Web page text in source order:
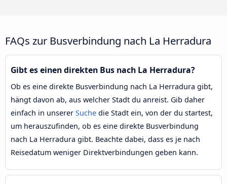
FAQs zur Busverbindung nach La Herradura
Gibt es einen direkten Bus nach La Herradura?
Ob es eine direkte Busverbindung nach La Herradura gibt,
hängt davon ab, aus welcher Stadt du anreist. Gib daher
einfach in unserer Suche die Stadt ein, von der du startest,
um herauszufinden, ob es eine direkte Busverbindung
nach La Herradura gibt. Beachte dabei, dass es je nach
Reisedatum weniger Direktverbindungen geben kann.